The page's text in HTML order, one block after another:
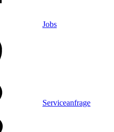
Jobs
Serviceanfrage